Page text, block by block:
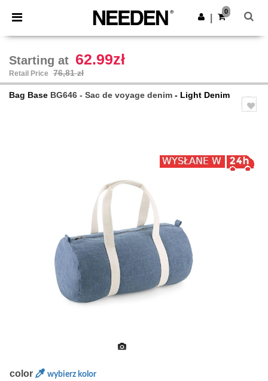
× Aplikacja Needen
Lepsze ceny w aplikacji!
Pobierz app
0
Starting at 62.99zł
Retail Price 76,81 zł
Bag Base BG646 - Sac de voyage denim - Light Denim
color wybierz kolor